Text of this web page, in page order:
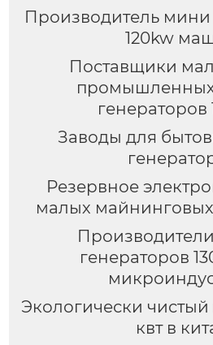
Производитель
120kw
Поставщики
промышленных
генераторов
Заводы для
Резервное
малых
генераторов
Экологически чистый
квт в